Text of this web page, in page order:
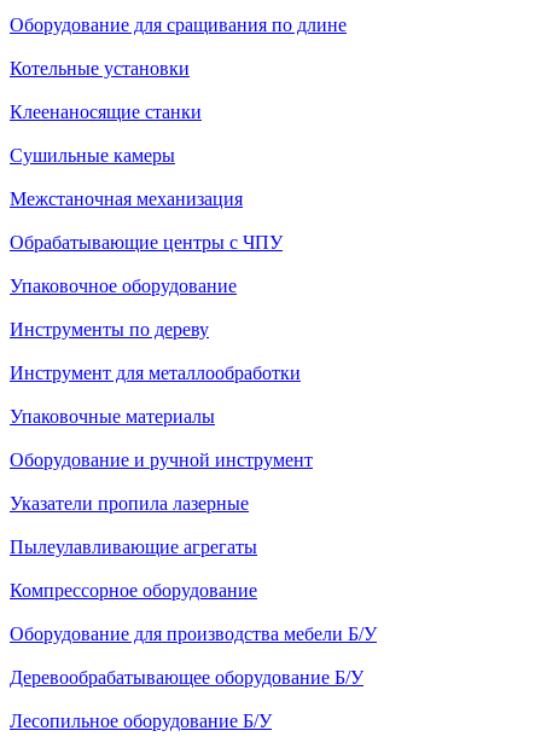
Оборудование для сращивания по длине
Котельные установки
Клеенаносящие станки
Сушильные камеры
Межстаночная механизация
Обрабатывающие центры с ЧПУ
Упаковочное оборудование
Инструменты по дереву
Инструмент для металлообработки
Упаковочные материалы
Оборудование и ручной инструмент
Указатели пропила лазерные
Пылеулавливающие агрегаты
Компрессорное оборудование
Оборудование для производства мебели Б/У
Деревообрабатывающее оборудование Б/У
Лесопильное оборудование Б/У